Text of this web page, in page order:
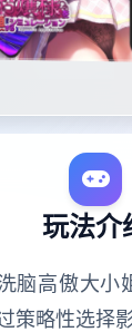
玩法介
脑高傲大
策略性选择